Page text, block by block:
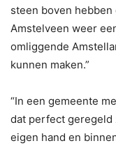
steen boven
Amstelveen weer
omliggende
kunnen maken.”
“In een gemeente
dat perfect geregeld
eigen hand en